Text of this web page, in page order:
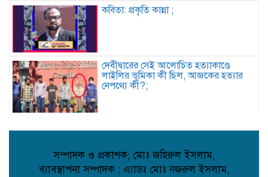
কবিতা: প্রকৃতি কান্না ;
দেবীদ্বারের সেই আলোচিত হত্যাকাণ্ডে
লাইলির ভূমিকা কী ছিল, আজকের হত্যার
নেপথ্যে কী?;
দৌলতপুর ইউনিয়নের গণমানুষের আশা-
সম্পাদক ও প্রকাশক; মোঃ জহিরুল ইসলাম,
ব্যাবস্থাপনা সম্পাদক ; এ্যাডঃ মোঃ নজরুল ইসলাম,